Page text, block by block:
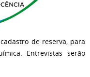
de reserva, para
Entrevistas serão